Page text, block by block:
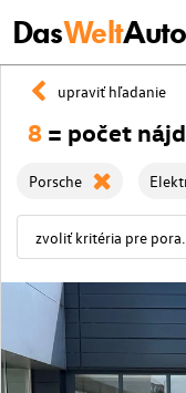
DasWelt
upraviť hľadanie
8 = počet
Porsche